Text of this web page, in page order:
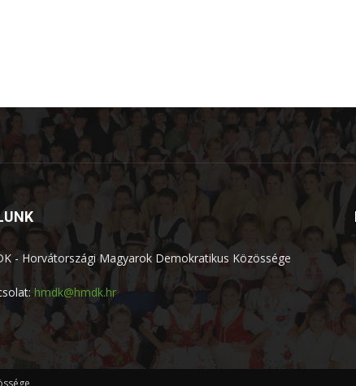
- Horvátországi Magyarok Demokratikus Közössége
hmdk@hmdk.hr